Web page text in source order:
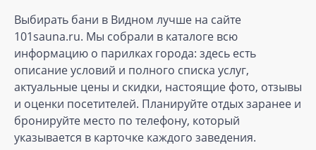
Выбирать бани в Видном лучше на сайте
101sauna.ru. Мы собрали в каталоге всю
информацию о парилках города: здесь есть
описание условий и полного списка услуг,
актуальные цены и скидки, настоящие фото, отзывы
и оценки посетителей. Планируйте отдых заранее и
бронируйте место по телефону, который
указывается в карточке каждого заведения.